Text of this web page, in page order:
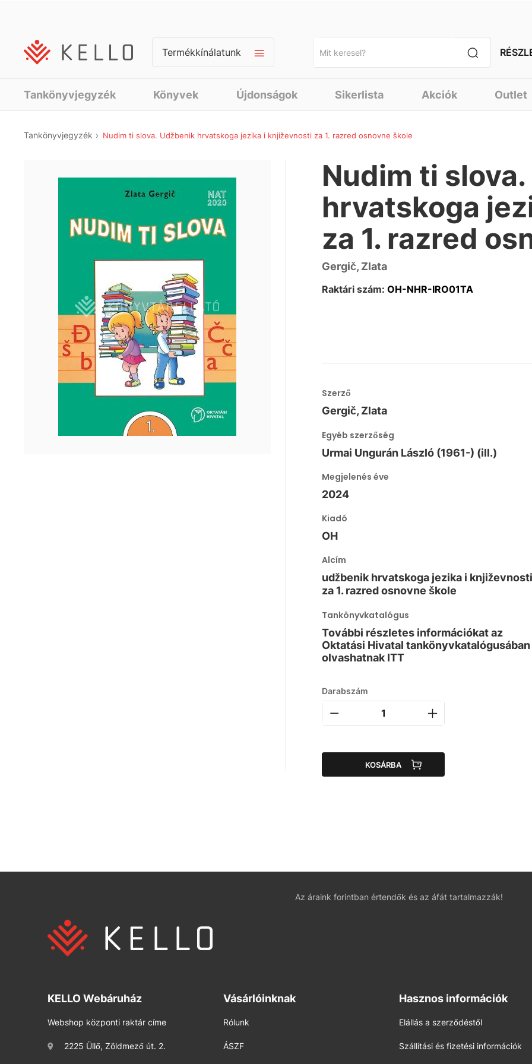
Termékkínálatunk
Tankönyvjegyzék Könyvek Újdonságok Sikerlista Akciók Outlet
Tankönyvjegyzék Nudim ti slova. Udžbenik hrvatskoga jezika i književnosti za 1. razred osnovne škole
Nudim ti
hrvatskoga
za 1. razred
Gergič, Zlata
Raktári szám: OH-NHR-IRO01TA
Szerző
Gergič, Zlata
Egyéb szerzőség
Urmai Ungurán László (1961-) (ill.)
Megjelenés éve
2024
Kiadó
OH
Alcím
udžbenik hrvatskoga jezika i književnosti
za 1. razred osnovne škole
Tankönyvkatalógus
További részletes információkat az
Oktatási Hivatal tankönyvkatalógusában
olvashatnak ITT
Darabszám
KOSÁRBA
Az áraink forintban értendők és az áfát tartalmazzák!
KELLO Webáruház
Webshop központi raktár címe
2225 Üllő, Zöldmező út. 2.
Vásárlóinknak
Rólunk
ÁSZF
Hasznos információk
Elállás a szerződéstől
Szállítási és fizetési információk